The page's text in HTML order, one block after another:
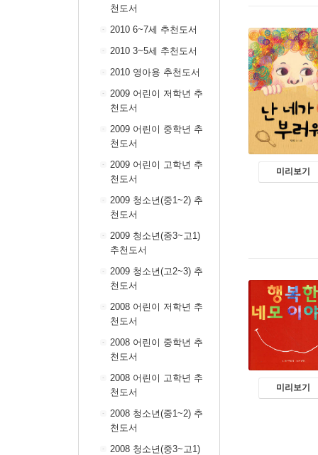
천도서
2010 6~7세 추천도서
2010 3~5세 추천도서
2010 영아용 추천도서
2009 어린이 저학년 추
천도서
2009 어린이 중학년 추
천도서
2009 어린이 고학년 추
천도서
2009 청소년(중1~2) 추
천도서
2009 청소년(중3~고1)
추천도서
2009 청소년(고2~3) 추
천도서
2008 어린이 저학년 추
천도서
2008 어린이 중학년 추
천도서
2008 어린이 고학년 추
천도서
2008 청소년(중1~2) 추
천도서
2008 청소년(중3~고1)
미리보기
미리보기